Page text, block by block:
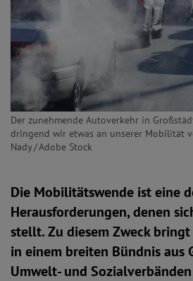
Der zunehmende Autoverkehr in
dringend wir etwas an unserer Mobilität
Nady / Adobe Stock
Die Mobilitätswende ist eine
Herausforderungen, denen
stellt. Zu diesem Zweck
in einem breiten Bündnis aus
Umwelt- und